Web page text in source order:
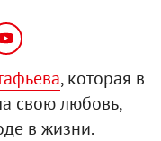
, которая в
свою любовь,
в жизни.